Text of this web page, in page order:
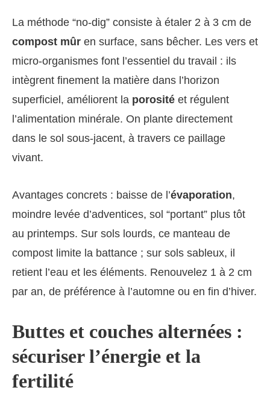
La méthode “no-dig” consiste à étaler 2 à 3 cm de
compost mûr en surface, sans bêcher. Les vers et
micro‑organismes font l’essentiel du travail : ils
intègrent finement la matière dans l’horizon
superficiel, améliorent la porosité et régulent
l’alimentation minérale. On plante directement
dans le sol sous-jacent, à travers ce paillage
vivant.
Avantages concrets : baisse de l’évaporation,
moindre levée d’adventices, sol “portant” plus tôt
au printemps. Sur sols lourds, ce manteau de
compost limite la battance ; sur sols sableux, il
retient l’eau et les éléments. Renouvelez 1 à 2 cm
par an, de préférence à l’automne ou en fin d’hiver.
Buttes et couches alternées :
sécuriser l’énergie et la
fertilité